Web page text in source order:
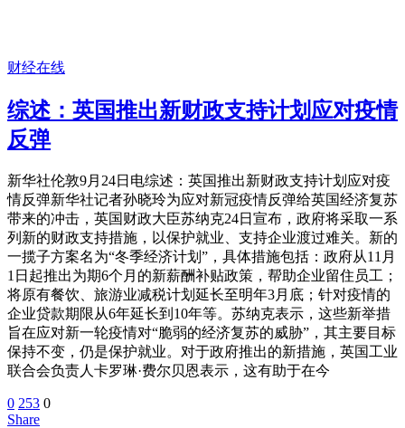
财经在线
综述：英国推出新财政支持计划应对疫情
反弹
新华社伦敦9月24日电综述：英国推出新财政支持计划应对疫
情反弹新华社记者孙晓玲为应对新冠疫情反弹给英国经济复苏
带来的冲击，英国财政大臣苏纳克24日宣布，政府将采取一系
列新的财政支持措施，以保护就业、支持企业渡过难关。新的
一揽子方案名为“冬季经济计划”，具体措施包括：政府从11月
1日起推出为期6个月的新薪酬补贴政策，帮助企业留住员工；
将原有餐饮、旅游业减税计划延长至明年3月底；针对疫情的
企业贷款期限从6年延长到10年等。苏纳克表示，这些新举措
旨在应对新一轮疫情对“脆弱的经济复苏的威胁”，其主要目标
保持不变，仍是保护就业。对于政府推出的新措施，英国工业
联合会负责人卡罗琳·费尔贝恩表示，这有助于在今
0 253 0
Share